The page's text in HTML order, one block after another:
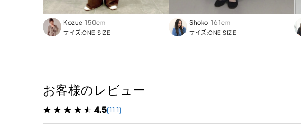
Kozue 150cm
サイズ:ONE SIZE
Shoko 161cm
サイズ:ONE SIZE
お客様のレビュー
4.5(111)